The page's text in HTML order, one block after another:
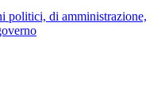
politici, di amministrazione,